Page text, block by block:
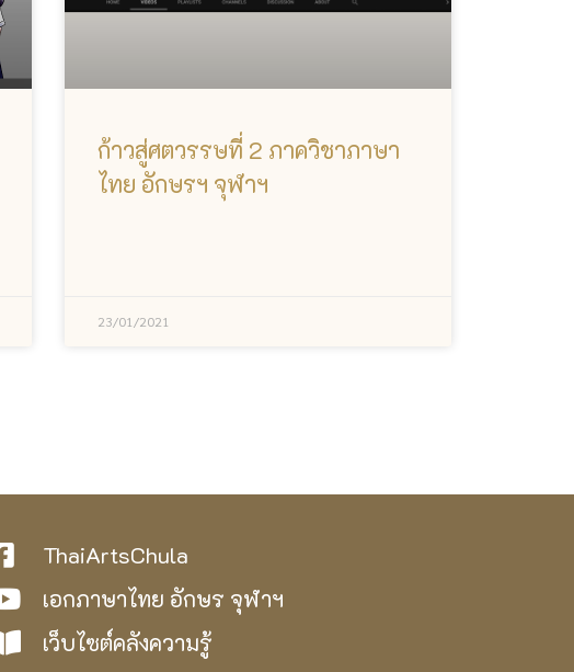
ก้าวสู่ศตวรรษที่ 2 ภาควิชาภาษา
ไทย อักษรฯ จุฬาฯ
23/01/2021
ThaiArtsChula
เอกภาษาไทย อักษร จุฬาฯ
เว็บไซต์คลังความรู้